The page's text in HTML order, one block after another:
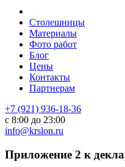
Столешницы
Материалы
Фото работ
Блог
Цены
Контакты
Партнерам
+7 (921) 936-18-36
с 8:00 до 23:00
info@krslon.ru
Приложение 2 к